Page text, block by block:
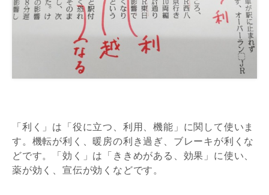
「利く」は「役に立つ、利用、機能」に関して使いま
す。機転が利く、暖房の利き過ぎ、ブレーキが利くな
どです。「効く」は「ききめがある、効果」に使い、
薬が効く、宣伝が効くなどです。